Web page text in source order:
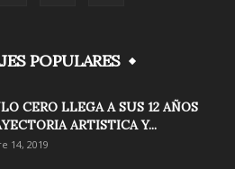
POPULARES
CERO LLEGA A SUS 12 AÑOS
ARTISTICA Y...
14, 2019